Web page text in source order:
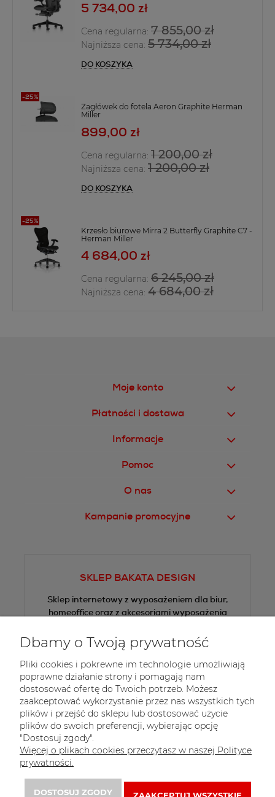
5 734,00 zł
Cena regularna: 7 855,00 zł
Najniższa cena: 5 734,00 zł
DO KOSZYKA
Zagłówek do fotela Aeron Graphite Herman
Miller
899,00 zł
Cena regularna: 1 200,00 zł
Najniższa cena: 1 200,00 zł
DO KOSZYKA
Krzesło biurowe Mirra 2 Butterfly Graphite C7 -
Herman Miller
4 684,00 zł
Cena regularna: 6 245,00 zł
Najniższa cena: 4 684,00 zł
Moje konto
Płatności i dostawa
Informacje
Pomoc
O nas
Kampanie promocyjne
SKLEP BAKATA DESIGN
Sklep internetowy z wyposażeniem dla biur,
homeoffice oraz z akcesoriami wyposażenia
Tel.:
+48 605 505 013
E-mail: sklep@bakata.pl
Zapisz się do newslettera
Dbamy o Twoją prywatność
Pliki cookies i pokrewne im technologie umożliwiają
poprawne działanie strony i pomagają nam
dostosować ofertę do Twoich potrzeb. Możesz
zaakceptować wykorzystanie przez nas wszystkich tych
plików i przejść do sklepu lub dostosować użycie
plików do swoich preferencji, wybierając opcję
"Dostosuj zgody".
Więcej o plikach cookies przeczytasz w naszej Polityce
prywatności.
DOSTOSUJ ZGODY ZAAKCEPTUJ WSZYSTKIE